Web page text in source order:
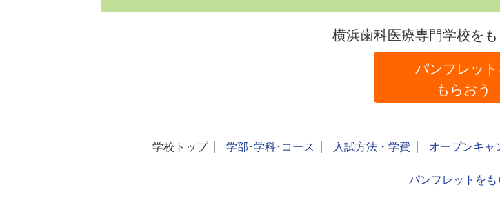
横浜歯科医療専門学校をも
パンフレット
もらおう
学校トップ 学部･学科･コース 入試方法・学費 オープンキャ
パンフレットをも